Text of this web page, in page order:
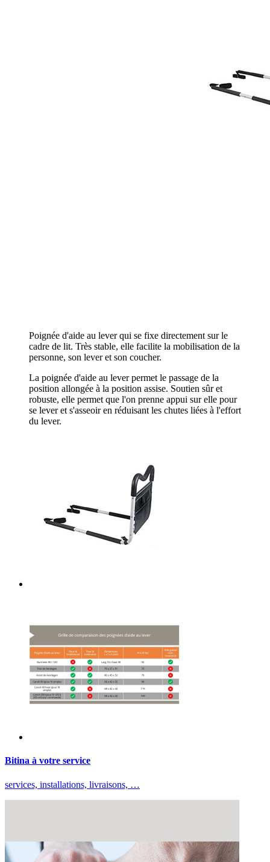
Poignée d'aide au lever qui se fixe directement sur le
cadre de lit. Très stable, elle facilite la mobilisation de la
personne, son lever et son coucher.
La poignée d'aide au lever permet le passage de la
position allongée à la position assise. Soutien sûr et
robuste, elle permet que l'on prenne appui sur elle pour
se lever et s'asseoir en réduisant les chutes liées à l'effort
du lever.
Bitina à votre service
services, installations, livraisons, …